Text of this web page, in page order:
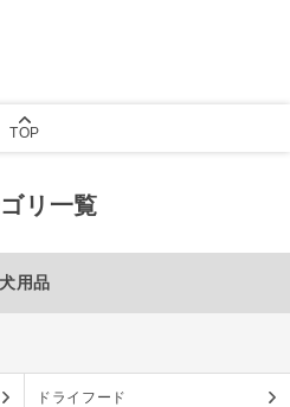
TOP
リ一覧
犬用品
ドライフード